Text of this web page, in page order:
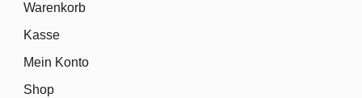
Warenkorb
Kasse
Mein Konto
Shop